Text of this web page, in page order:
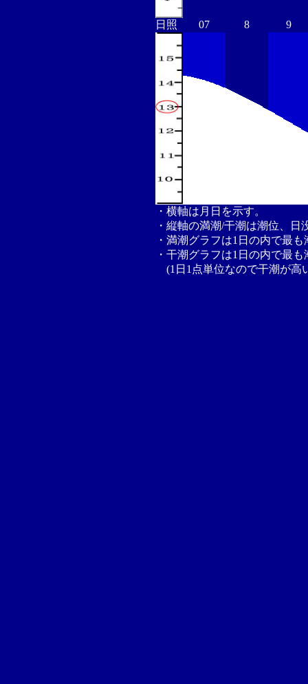
日照 07 8 9
・横軸は月日を示す。
・縦軸の満潮/干潮は潮位、
・満潮グラフは1日の内で最
・干潮グラフは1日の内で最
(1日1点単位なので干潮が高